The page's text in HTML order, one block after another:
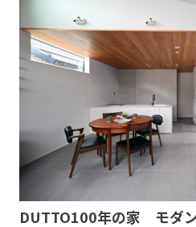
DUTTO100年の家 モダ